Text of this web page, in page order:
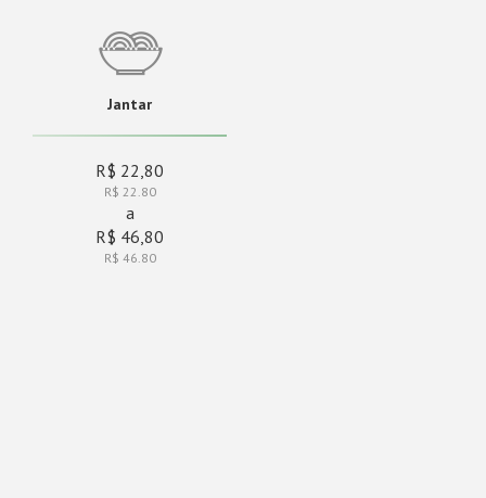
Jantar
R$ 22,80
R$ 22.80
a
R$ 46,80
R$ 46.80